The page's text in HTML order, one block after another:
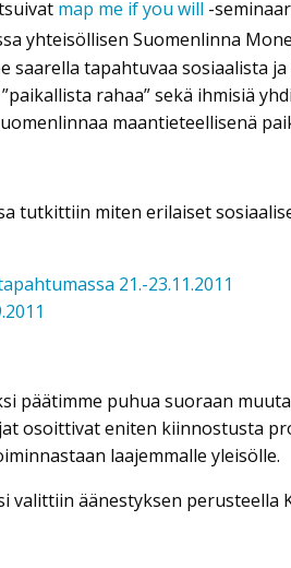
map me if you will -
yhteisöllisen Suomenlinna
tapahtuvaa sosiaalista
rahaa” sekä ihmisiä
maantieteellisenä
tutkittiin miten erilaiset
21.-23.11.2011
päätimme puhua suoraan
osoittivat eniten kiinnostusta
laajemmalle yleisölle.
valittiin äänestyksen perusteella